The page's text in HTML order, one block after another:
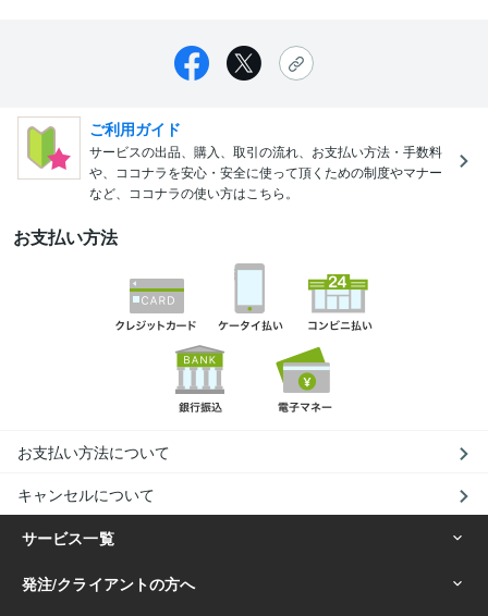
ご利用ガイド
サービスの出品、購入、取引の流れ、お支払い方法・手数料
や、ココナラを安心・安全に使って頂くための制度やマナー
など、ココナラの使い方はこちら。
お支払い方法
お支払い方法について
キャンセルについて